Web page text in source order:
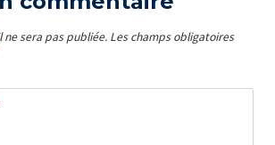
ne sera pas publiée. Les champs obligatoires